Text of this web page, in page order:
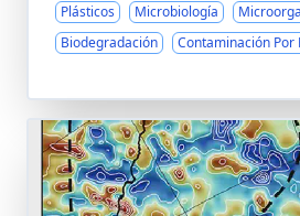
Plásticos Microbiología
Biodegradación
Contaminación Por